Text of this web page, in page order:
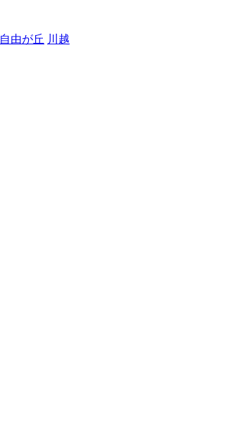
自由が丘 川越